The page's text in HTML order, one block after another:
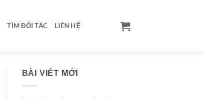
TÌM ĐỐI TÁC LIÊN HỆ
BÀI VIẾT MỚI